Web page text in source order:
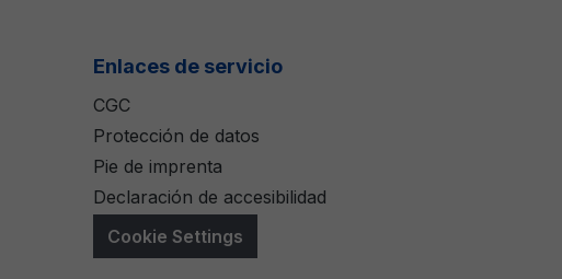
Enlaces de servicio
CGC
Protección de datos
Pie de imprenta
Declaración de accesibilidad
Cookie Settings